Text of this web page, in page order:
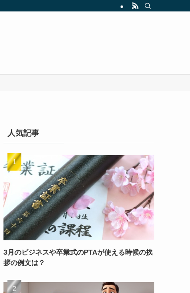
人気記事
3月のビジネスや卒業式のPTAが使える時候の挨
拶の例文は？